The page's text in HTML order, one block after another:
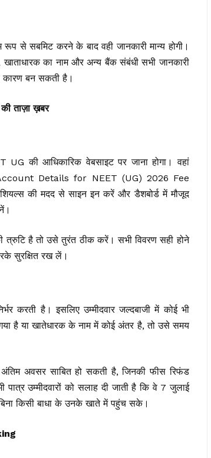
से सबमिट करने के बाद वही जानकारी मान्य होगी।
का नाम और अन्य बैंक संबंधी सभी जानकारी
कारण बन सकती है।
ताज़ा ख़बर
की आधिकारिक वेबसाइट पर जाना होगा। वहां
Details for NEET (UG) 2026 Fee
की मदद से साइन इन करें और डैशबोर्ड में मौजूद
त्रुटि है तो उसे तुरंत ठीक करें। सभी विवरण सही होने
सुरक्षित रख लें।
करती है। इसलिए उम्मीदवार जल्दबाजी में कोई भी
है या खातेधारक के नाम में कोई अंतर है, तो उसे समय
अवसर साबित हो सकती है, जिनकी फीस रिफंड
उम्मीदवारों को सलाह दी जाती है कि वे 7 जुलाई
किसी बाधा के उनके खाते में पहुंच सके।